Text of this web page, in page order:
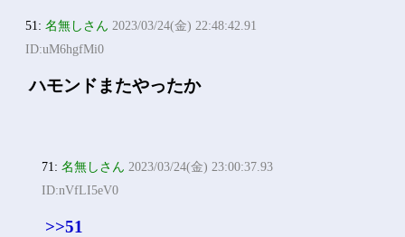
51:名無しさん 2023/03/24(金) 22:48:42.91
ID:uM6hgfMi0
ハモンドまたやったか
71:名無しさん 2023/03/24(金) 23:00:37.93
ID:nVfLI5eV0
>>51